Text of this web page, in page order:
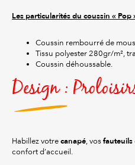
Les particularités du coussin « Pop
Coussin rembourré de
Tissu polyester 280gr/m²,
Coussin déhoussable.
Design :
Habillez votre canapé, vos fauteuils
confort d’accueil.